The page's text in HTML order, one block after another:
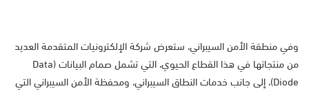
وفي منطقة الأمن السيبراني، ستعرض شركة الإلكترونيات المتقدمة العديد
من منتجاتها في هذا القطاع الحيوي، التي تشمل صمام البيانات (Data
Diode)، إلى جانب خدمات النطاق السيبراني، ومحفظة الأمن السيبراني التي